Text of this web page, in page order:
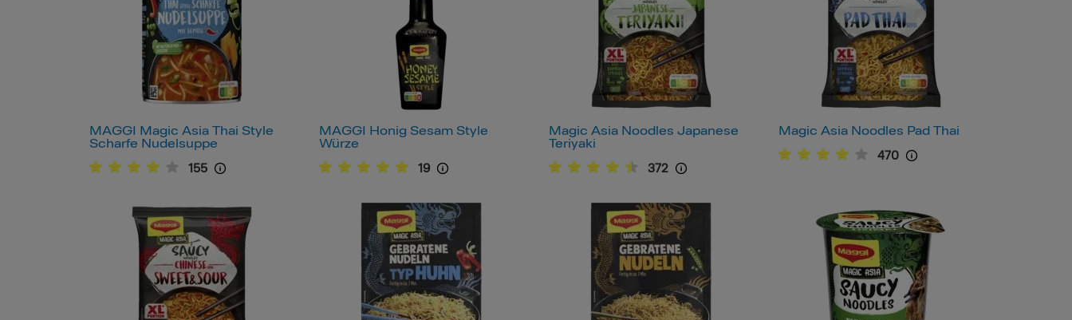
MAGGI Magic Asia Thai Style
Scharfe Nudelsuppe
155
MAGGI Honig Sesam Style
Würze
19
Magic Asia Noodles Japanese
Teriyaki
372
Magic Asia Noodles Pad Thai
470